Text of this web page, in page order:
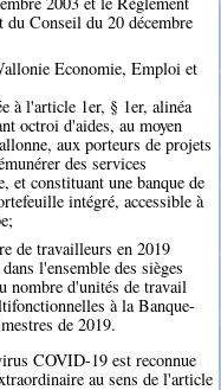
du Conseil du 20 décembre
Economie, Emploi et
à l'article 1er, § 1er, alinéa
octroi d'aides, au moyen
aux porteurs de projets
des services
et constituant une banque de
intégré, accessible à
de travailleurs en 2019
l'ensemble des sièges
nombre d'unités de travail
à la Banque-
de 2019.
COVID-19 est reconnue
au sens de l'article